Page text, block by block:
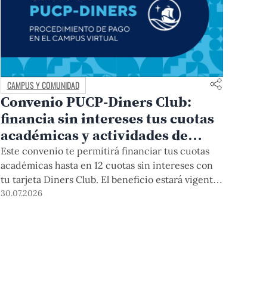
CAMPUS Y COMUNIDAD
Convenio PUCP-Diners Club:
financia sin intereses tus cuotas
académicas y actividades de
educación continua
Este convenio te permitirá financiar tus cuotas
académicas hasta en 12 cuotas sin intereses con
tu tarjeta Diners Club. El beneficio estará vigente
hasta el 31 de diciembre del 2026 para pregrado y
30.07.2026